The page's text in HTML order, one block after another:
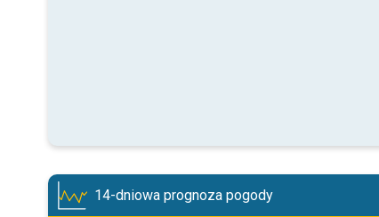
14-dniowa prognoza pogody